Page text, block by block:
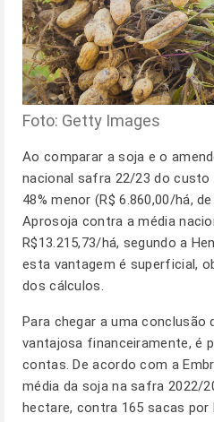
Foto: Getty Images
Ao comparar a soja e o
nacional safra 22/23 do custo
48% menor (R$ 6.860,00/há,
Aprosoja contra a média
R$13.215,73/há, segundo a
esta vantagem é superficial,
dos cálculos.
Para chegar a uma conclusão
vantajosa financeiramente, é
contas. De acordo com a
média da soja na safra 2022/
hectare, contra 165 sacas por